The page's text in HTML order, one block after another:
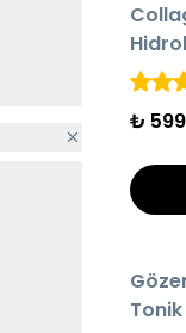
AYNI
Tüp
₺
AYNI